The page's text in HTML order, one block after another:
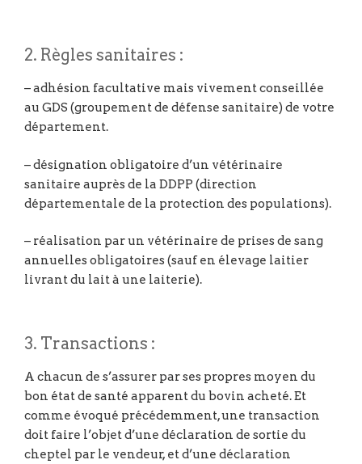
2. Règles sanitaires :
– adhésion facultative mais vivement conseillée
au GDS (groupement de défense sanitaire) de votre
département.
– désignation obligatoire d’un vétérinaire
sanitaire auprès de la DDPP (direction
départementale de la protection des populations).
– réalisation par un vétérinaire de prises de sang
annuelles obligatoires (sauf en élevage laitier
livrant du lait à une laiterie).
3. Transactions :
A chacun de s’assurer par ses propres moyen du
bon état de santé apparent du bovin acheté. Et
comme évoqué précédemment, une transaction
doit faire l’objet d’une déclaration de sortie du
cheptel par le vendeur, et d’une déclaration